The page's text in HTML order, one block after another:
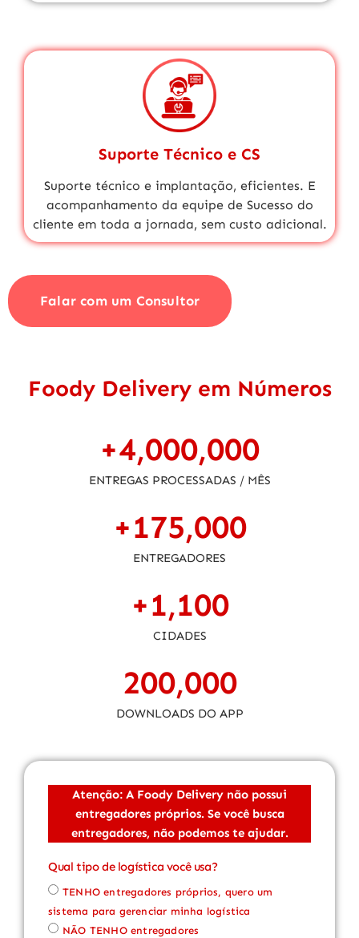
Suporte Técnico e CS
Suporte técnico e implantação, eficientes. E
acompanhamento da equipe de Sucesso do
cliente em toda a jornada, sem custo adicional.
Falar com um Consultor
Foody Delivery em Números
ENTREGAS PROCESSADAS / MÊS
+4,000,000
ENTREGADORES
+175,000
CIDADES
+1,100
DOWNLOADS DO APP
200,000
Atenção: A Foody Delivery não possui
entregadores próprios. Se você busca
entregadores, não podemos te ajudar.
Qual tipo de logística você usa?
TENHO entregadores próprios, quero um
sistema para gerenciar minha logística
NÃO TENHO entregadores